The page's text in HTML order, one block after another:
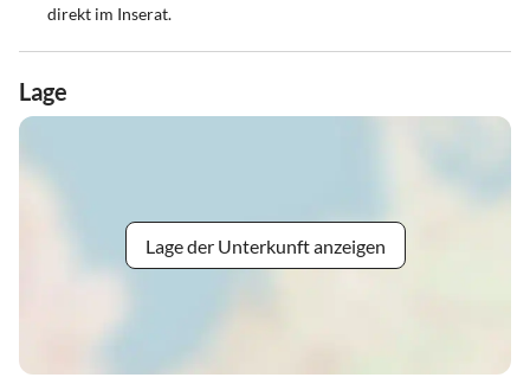
direkt im Inserat.
Lage
Lage der Unterkunft anzeigen